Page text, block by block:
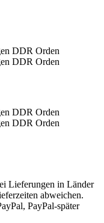
Lieferungen in Länder
abweichen.
PayPal-später